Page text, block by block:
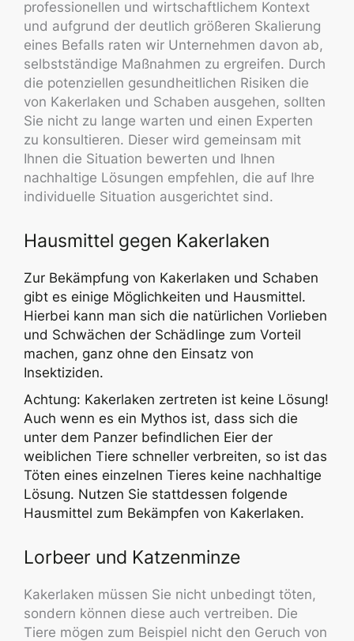
professionellen und wirtschaftlichem Kontext
und aufgrund der deutlich größeren Skalierung
eines Befalls raten wir Unternehmen davon ab,
selbstständige Maßnahmen zu ergreifen. Durch
die potenziellen gesundheitlichen Risiken die
von Kakerlaken und Schaben ausgehen, sollten
Sie nicht zu lange warten und einen Experten
zu konsultieren. Dieser wird gemeinsam mit
Ihnen die Situation bewerten und Ihnen
nachhaltige Lösungen empfehlen, die auf Ihre
individuelle Situation ausgerichtet sind.
Hausmittel gegen Kakerlaken
Zur Bekämpfung von Kakerlaken und Schaben
gibt es einige Möglichkeiten und Hausmittel.
Hierbei kann man sich die natürlichen Vorlieben
und Schwächen der Schädlinge zum Vorteil
machen, ganz ohne den Einsatz von
Insektiziden.
Achtung: Kakerlaken zertreten ist keine Lösung!
Auch wenn es ein Mythos ist, dass sich die
unter dem Panzer befindlichen Eier der
weiblichen Tiere schneller verbreiten, so ist das
Töten eines einzelnen Tieres keine nachhaltige
Lösung. Nutzen Sie stattdessen folgende
Hausmittel zum Bekämpfen von Kakerlaken.
Lorbeer und Katzenminze
Kakerlaken müssen Sie nicht unbedingt töten,
sondern können diese auch vertreiben. Die
Tiere mögen zum Beispiel nicht den Geruch von